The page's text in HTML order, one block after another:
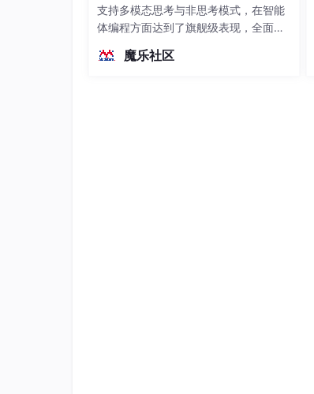
十一、总结
支持多模态思考与非思考模式，在智能
体编程方面达到了旗舰级表现，全面超
（总参数397B / 激活参数17B的MoE模
魔乐社区